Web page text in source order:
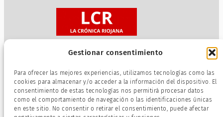
Gestionar consentimiento
Para ofrecer las mejores experiencias, utilizamos tecnologías como las
cookies para almacenar y/o acceder a la información del dispositivo. El
consentimiento de estas tecnologías nos permitirá procesar datos
como el comportamiento de navegación o las identificaciones únicas
en este sitio. No consentir o retirar el consentimiento, puede afectar
Política de privacidad
Términos de servicio
Política de cookies